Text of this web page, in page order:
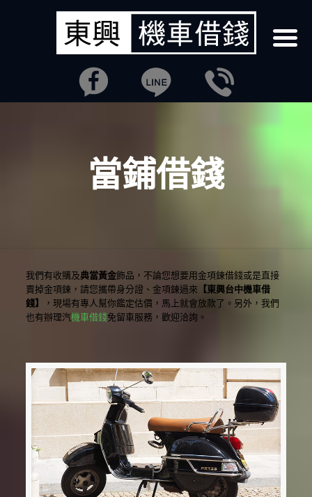
當鋪借錢
我們有收購及典當黃金飾品，不論您想要用金項鍊借錢或是直接
賣掉金項鍊，請您攜帶身分證、金項鍊過來 【東興台中機車借
錢】
，現場有專人幫你鑑定估價，馬上就會放款了。另外，我們
也有辦理汽機車借錢免留車服務，歡迎洽詢。